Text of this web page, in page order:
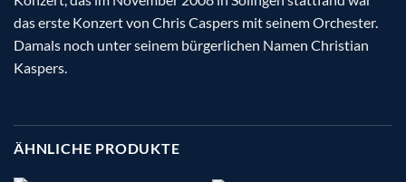
das erste Konzert von Chris Caspers mit seinem Orchester.
Damals noch unter seinem bürgerlichen Namen Christian
Kaspers.
ÄHNLICHE PRODUKTE